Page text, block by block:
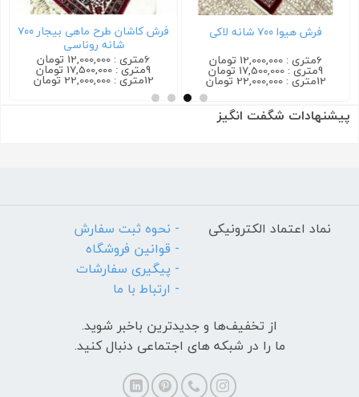
فرش هیوا ۷۰۰ شانه لاکی
6متری : 12,000,000 تومان
9متری : 17,500,000 تومان
12متری : 22,000,000 تومان
فرش کاشان طرح ماهی بیجار ۷۰۰
شانه روناسی
6متری : 12,000,000 تومان
9متری : 17,500,000 تومان
12متری : 22,000,000 تومان
پیشنهادات شگفت انگیز
نماد اعتماد الکترونیکی
- نحوه ثبت سفارش
- قوانین فروشگاه
- پیگیری سفارشات
- ارتباط با ما
از تخفیف‌ها و جدیدترین‌ باخبر شوید.
ما را در شبکه های اجتماعی دنبال کنید.